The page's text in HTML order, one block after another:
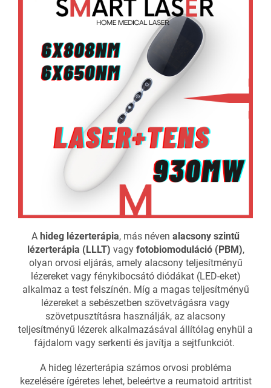
A hideg lézerterápia, más néven alacsony szintű
lézerterápia (LLLT) vagy fotobiomoduláció (PBM),
olyan orvosi eljárás, amely alacsony teljesítményű
lézereket vagy fénykibocsátó diódákat (LED-eket)
alkalmaz a test felszínén. Míg a magas teljesítményű
lézereket a sebészetben szövetvágásra vagy
szövetpusztításra használják, az alacsony
teljesítményű lézerek alkalmazásával állítólag enyhül a
fájdalom vagy serkenti és javítja a sejtfunkciót.
A hideg lézerterápia számos orvosi probléma
kezelésére ígéretes lehet, beleértve a reumatoid artritist